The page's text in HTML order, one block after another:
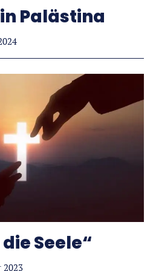
Palästina
Seele“
2023